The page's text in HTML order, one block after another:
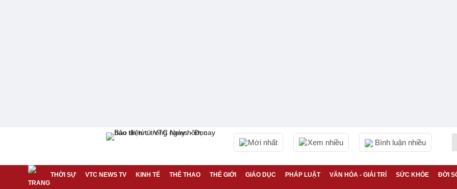
Mới nhất Xem nhiều Bình luận nhiều
THỜI SỰ VTC NEWS TV KINH TẾ THỂ THAO THẾ GIỚI GIÁO DỤC PHÁP LUẬT VĂN HÓA - GIẢI TRÍ SỨC KHỎE ĐỜI